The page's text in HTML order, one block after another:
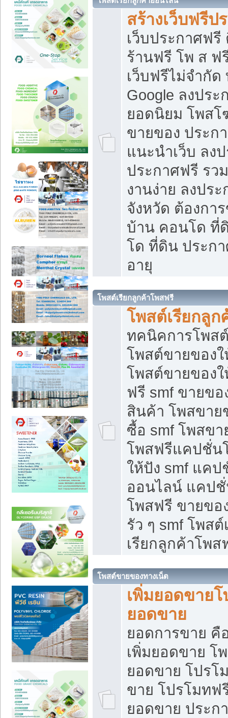
สร้างเว็บฟรีป
เว็บประกาศฟ
ร้านฟรี โพ ส ฟ
เว็บฟรีไม่จำกัด
Google ลงประ
ยอดนิยม โพส
ขายของ ประก
แนะนำเว็บ ลง
ประกาศฟรี รว
งานง่าย ลงปร
จังหวัด ต้องกา
บ้าน คอนโด ที่
โด ที่ดิน ประก
อายุ
โพสต์เรียกลูกค้าโพสฟรี
โพสต์เรียกลูก
ทคนิคการโพส
โพสต์ขายของ
โพสต์ขายของ
ฟรี smf ขายข
สินค้า โพสขาย
ซื้อ smf โพสข
โพสฟรีแคปชั่น
ให้ปัง smf แค
ออนไลน์ แคป
โพสฟรี ขายขอ
รัว ๆ smf โพส
เรียกลูกค้าโพส
โพสต์ขายของทางเน็ต
เพิ่มยอดขาย
ยอดขาย
ยอดการขาย คื
เพิ่มยอดขาย โ
ยอดขาย โปรโ
ขาย โปรโมทฟ
ยอดขาย ประก